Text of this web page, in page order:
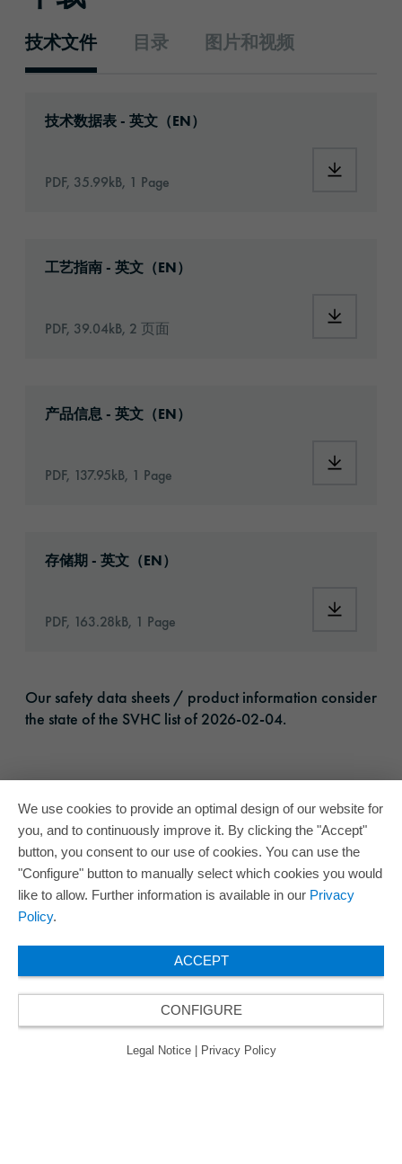
技术文件 目录 图片和视频
技术数据表 - 英文（EN）
PDF, 35.99kB, 1 Page
工艺指南 - 英文（EN）
PDF, 39.04kB, 2 页面
产品信息 - 英文（EN）
PDF, 137.95kB, 1 Page
存储期 - 英文（EN）
PDF, 163.28kB, 1 Page
Our safety data sheets / product information consider
the state of the SVHC list of 2026-02-04.
We use cookies to provide an optimal design of our website for
you, and to continuously improve it. By clicking the "Accept"
button, you consent to our use of cookies. You can use the
"Configure" button to manually select which cookies you would
like to allow. Further information is available in our Privacy
Policy.
ACCEPT
CONFIGURE
Legal Notice Privacy Policy